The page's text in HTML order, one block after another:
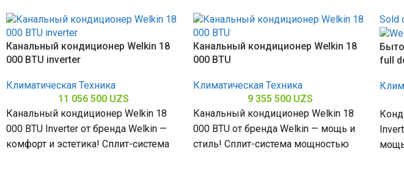
Канальный кондиционер Welkin 18
000 BTU inverter
Климатическая Техника
11 056 500 UZS
Канальный кондиционер Welkin 18
000 BTU Inverter от бренда Welkin —
комфорт и эстетика! Сплит-система
Канальный кондиционер Welkin 18
000 BTU
Климатическая Техника
9 355 500 UZS
Канальный кондиционер Welkin 18
000 BTU от бренда Welkin — мощь и
стиль! Сплит-система мощностью
Sold
full
мощь